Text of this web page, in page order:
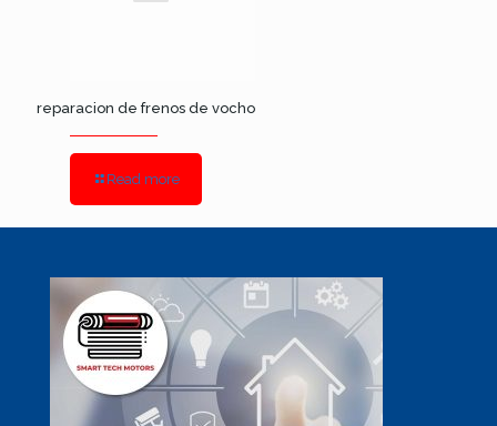
reparacion de frenos de vocho
Read more